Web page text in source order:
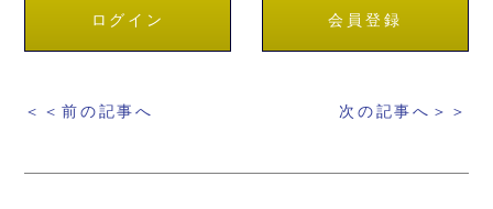
ログイン 会員登録
＜＜前の記事へ 次の記事へ＞＞